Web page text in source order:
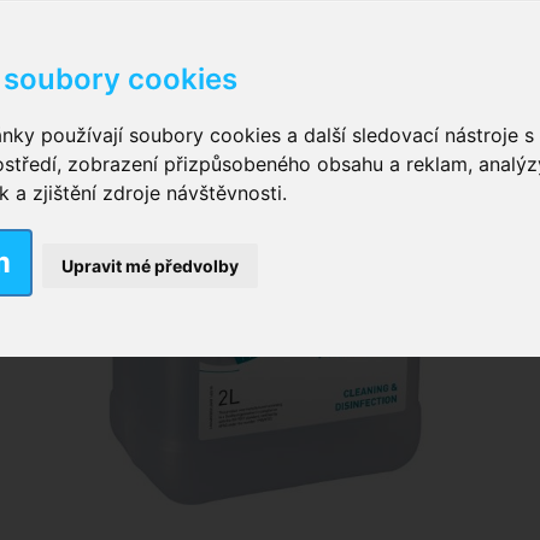
cookies
používají soubory cookies a další sledovací nástroje s
zobrazení přizpůsobeného obsahu a reklam,
a zjištění zdroje návštěvnosti.
Upravit mé předvolby
kalhotky zalepovací ,Inkontinenční kalhotky
vložky pro muže
plavky,Dámské inkontinenční plavky